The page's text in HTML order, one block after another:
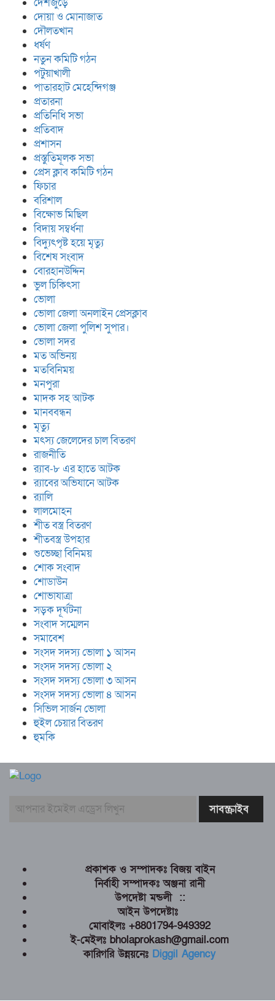
দোয়া ও মোনাজাত
দৌলতখান
ধর্ষণ
নতুন কমিটি গঠন
পটুয়াখালী
পাতারহাট মেহেন্দিগঞ্জ
প্রতারনা
প্রতিনিধি সভা
প্রতিবাদ
প্রশাসন
প্রস্তুতিমূলক সভা
প্রেস ক্লাব কমিটি গঠন
ফিচার
বরিশাল
বিক্ষোভ মিছিল
বিদায় সম্বর্ধনা
বিদ্যুৎপৃষ্ট হয়ে মৃত্যু
বিশেষ সংবাদ
বোরহানউদ্দিন
ভুল চিকিৎসা
ভোলা
ভোলা জেলা অনলাইন প্রেসক্লাব
ভোলা জেলা পুলিশ সুপার।
ভোলা সদর
মত অভিনয়
মতবিনিময়
মনপুরা
মাদক সহ আটক
মানববন্ধন
মৃত্যু
মৎস্য জেলেদের চাল বিতরণ
রাজনীতি
র‍্যাব-৮ এর হাতে আটক
র‍্যাবের অভিযানে আটক
র‍্যালি
লালমোহন
শীত বস্ত্র বিতরণ
শীতবস্ত্র উপহার
শুভেচ্ছা বিনিময়
শোক সংবাদ
শোডাউন
শোভাযাত্রা
সড়ক দূর্ঘটনা
সংবাদ সম্মেলন
সমাবেশ
সংসদ সদস্য ভোলা ১ আসন
সংসদ সদস্য ভোলা ২
সংসদ সদস্য ভোলা ৩ আসন
সংসদ সদস্য ভোলা ৪ আসন
সিভিল সার্জন ভোলা
হুইল চেয়ার বিতরণ
হুমকি
প্রকাশক ও সম্পাদকঃ বিজয় বাইন
নির্বাহী সম্পাদকঃ অঞ্জনা রানী
উপদেষ্টা মন্ডলী ::
আইন উপদেষ্টাঃ
মোবাইলঃ +8801794-949392
ই-মেইলঃ bholaprokash@gmail.com
কারিগরি উন্নয়নেঃ Diggil Agency